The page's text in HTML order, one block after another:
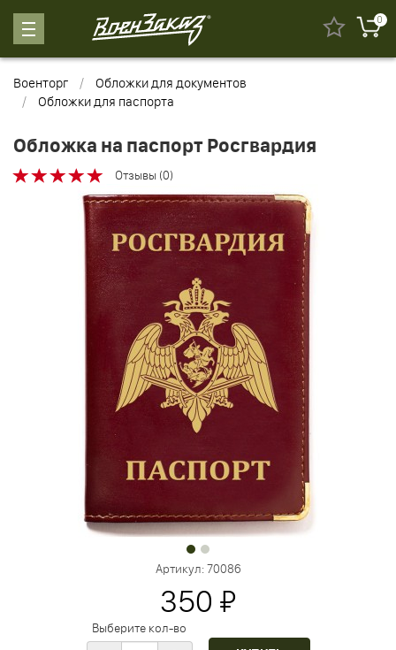
0
Военторг
Обложки для документов
Обложки для паспорта
Обложка на паспорт Росгвардия
Отзывы (0)
Артикул:70086
350 ₽
Выберите кол-во